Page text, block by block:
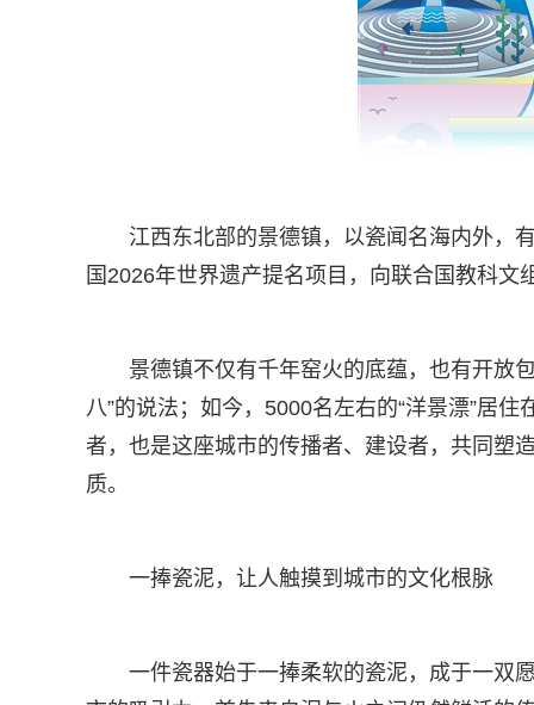
江西东北部的景德镇，以瓷闻名海内外，
国2026年世界遗产提名项目，向联合国教科文
景德镇不仅有千年窑火的底蕴，也有开放
八”的说法；如今，5000名左右的“洋景漂”居
者，也是这座城市的传播者、建设者，共同塑
质。
一捧瓷泥，让人触摸到城市的文化根脉
一件瓷器始于一捧柔软的瓷泥，成于一双